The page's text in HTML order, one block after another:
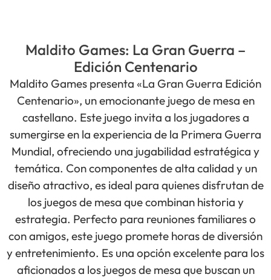
Maldito Games: La Gran Guerra –
Edición Centenario
Maldito Games presenta «La Gran Guerra Edición
Centenario», un emocionante juego de mesa en
castellano. Este juego invita a los jugadores a
sumergirse en la experiencia de la Primera Guerra
Mundial, ofreciendo una jugabilidad estratégica y
temática. Con componentes de alta calidad y un
diseño atractivo, es ideal para quienes disfrutan de
los juegos de mesa que combinan historia y
estrategia. Perfecto para reuniones familiares o
con amigos, este juego promete horas de diversión
y entretenimiento. Es una opción excelente para los
aficionados a los juegos de mesa que buscan un